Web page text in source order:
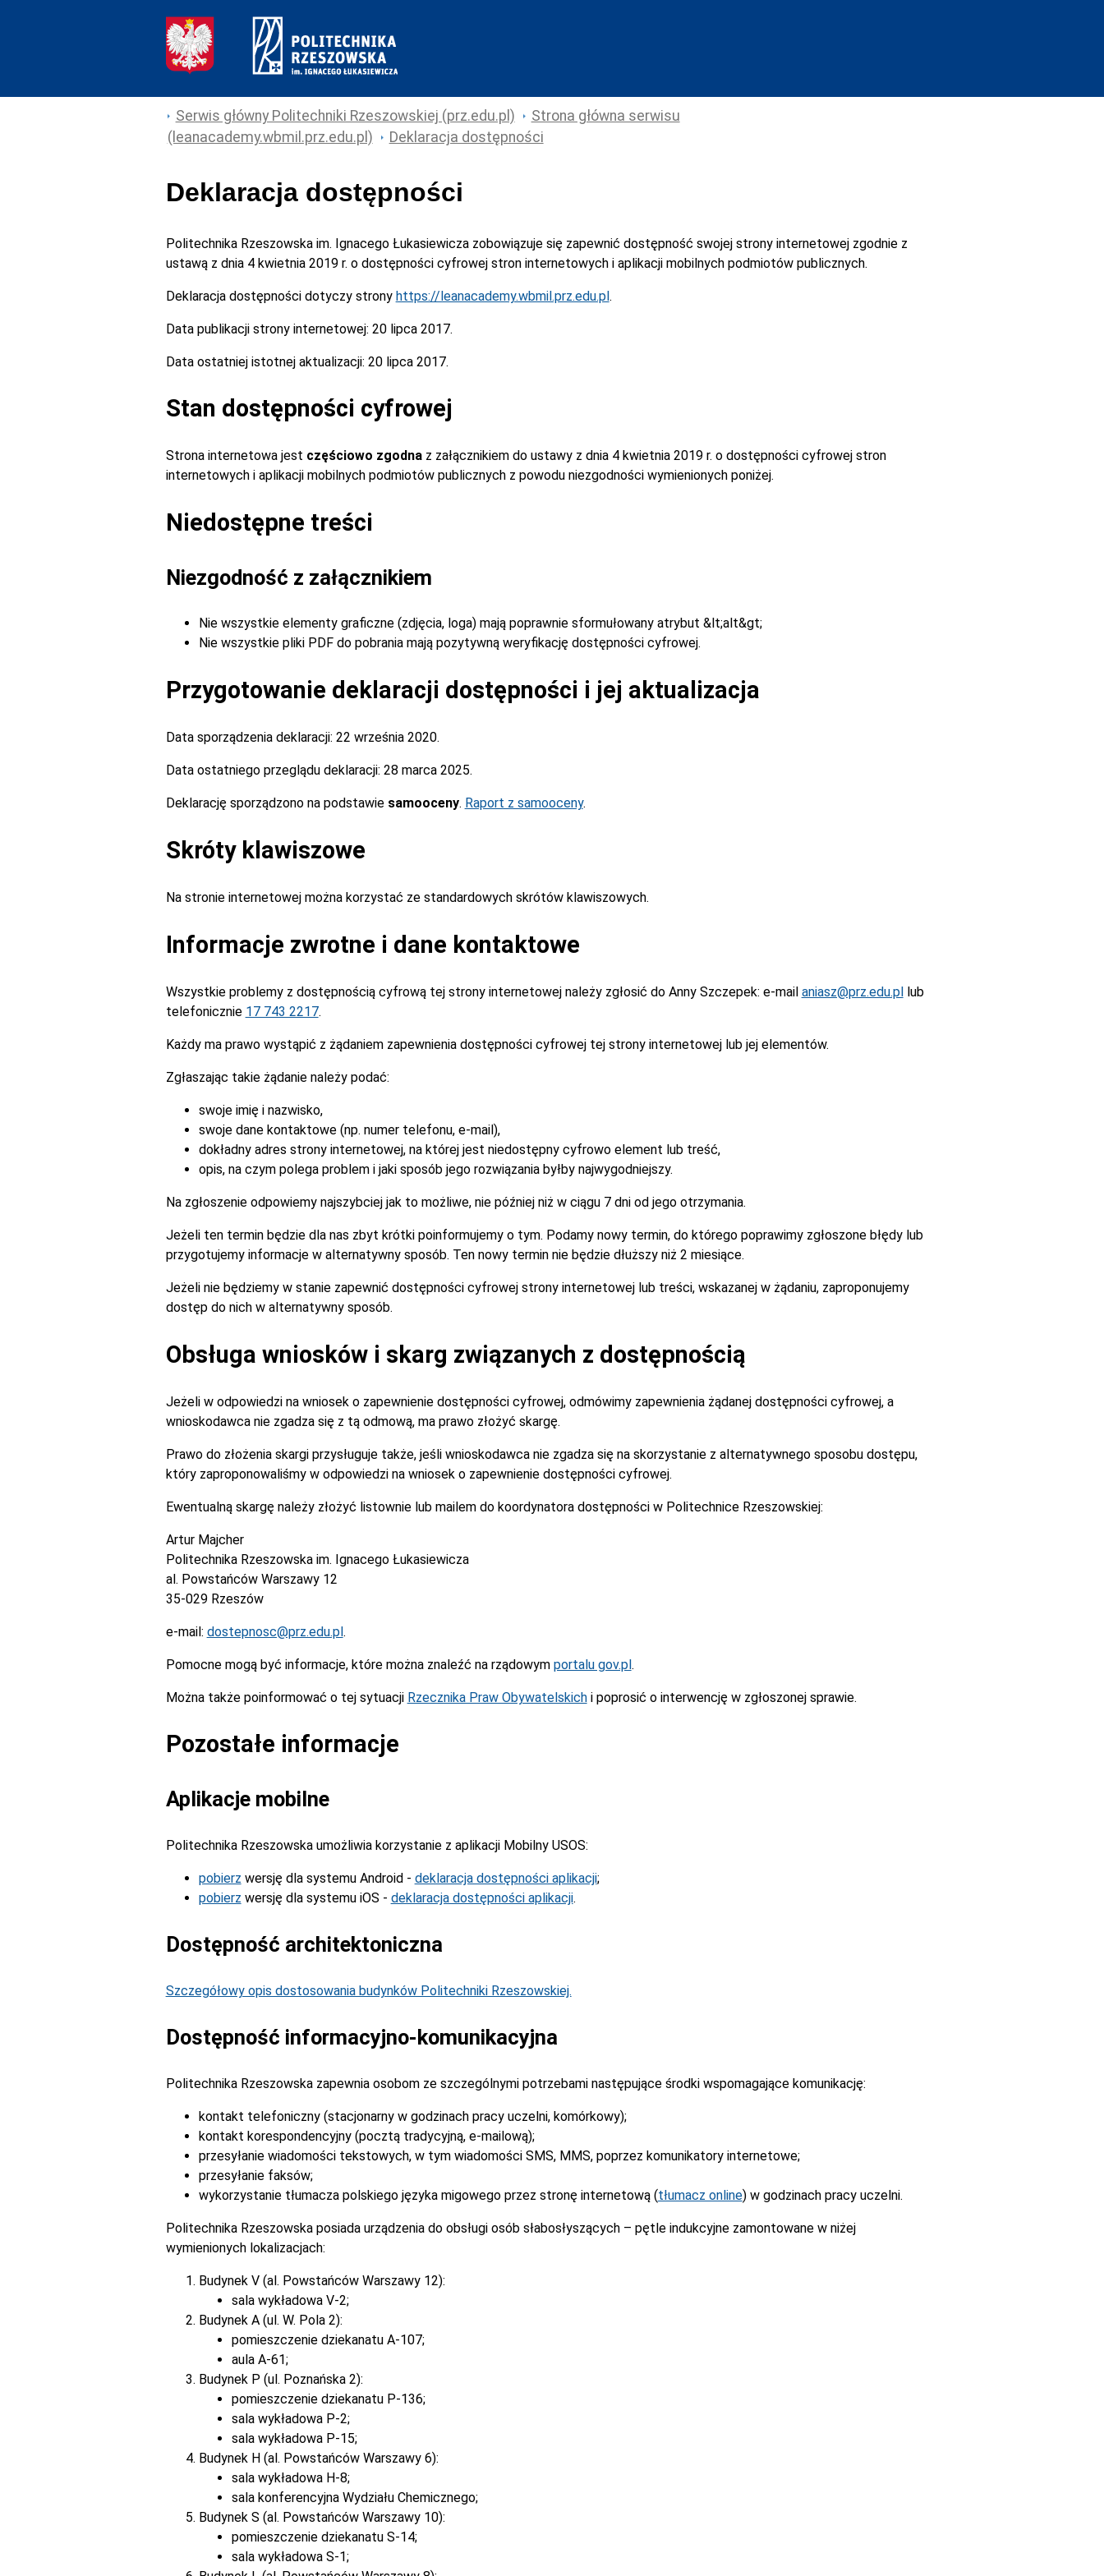
Serwis główny Politechniki Rzeszowskiej (prz.edu.pl)
Strona główna serwisu
(leanacademy.wbmil.prz.edu.pl)
Deklaracja dostępności
Deklaracja dostępności
Politechnika Rzeszowska im. Ignacego Łukasiewiczazobowiązuje się zapewnić dostępność swojej strony internetowej zgodnie z
ustawą z dnia 4 kwietnia 2019 r. o dostępności cyfrowej stron internetowych i aplikacji mobilnych podmiotów publicznych.
Deklaracja dostępności dotyczy strony https://leanacademy.wbmil.prz.edu.pl.
Data publikacji strony internetowej: 20 lipca 2017.
Data ostatniej istotnej aktualizacji: 20 lipca 2017.
Stan dostępności cyfrowej
Strona internetowa jest częściowo zgodna z załącznikiem do ustawy z dnia 4 kwietnia 2019 r. o dostępności cyfrowej stron
internetowych i aplikacji mobilnych podmiotów publicznych z powodu niezgodności wymienionych poniżej.
Niedostępne treści
Niezgodność z załącznikiem
Nie wszystkie elementy graficzne (zdjęcia, loga) mają poprawnie sformułowany atrybut &lt;alt&gt;
Nie wszystkie pliki PDF do pobrania mają pozytywną weryfikację dostępności cyfrowej.
Przygotowanie deklaracji dostępności i jej aktualizacja
Data sporządzenia deklaracji: 22 września 2020.
Data ostatniego przeglądu deklaracji: 28 marca 2025.
Deklarację sporządzono na podstawie samooceny. Raport z samooceny.
Skróty klawiszowe
Na stronie internetowej można korzystać ze standardowych skrótów klawiszowych.
Informacje zwrotne i dane kontaktowe
Wszystkie problemy z dostępnością cyfrową tej strony internetowej należy zgłosić do Anny Szczepek: e-mail aniasz@prz.edu.pllub
telefonicznie 17 743 2217.
Każdy ma prawo wystąpić z żądaniem zapewnienia dostępności cyfrowej tej strony internetowej lub jej elementów.
Zgłaszając takie żądanie należy podać:
swoje imię i nazwisko,
swoje dane kontaktowe (np. numer telefonu, e-mail),
dokładny adres strony internetowej, na której jest niedostępny cyfrowo element lub treść,
opis, na czym polega problem i jaki sposób jego rozwiązania byłby najwygodniejszy.
Na zgłoszenie odpowiemy najszybciej jak to możliwe, nie później niż w ciągu 7 dni od jego otrzymania.
Jeżeli ten termin będzie dla nas zbyt krótki poinformujemy o tym. Podamy nowy termin, do którego poprawimy zgłoszone błędy lub
przygotujemy informacje w alternatywny sposób. Ten nowy termin nie będzie dłuższy niż 2 miesiące.
Jeżeli nie będziemy w stanie zapewnić dostępności cyfrowej strony internetowej lub treści, wskazanej w żądaniu, zaproponujemy
dostęp do nich w alternatywny sposób.
Obsługa wniosków i skarg związanych z dostępnością
Jeżeli w odpowiedzi na wniosek o zapewnienie dostępności cyfrowej, odmówimy zapewnienia żądanej dostępności cyfrowej, a
wnioskodawca nie zgadza się z tą odmową, ma prawo złożyć skargę.
Prawo do złożenia skargi przysługuje także, jeśli wnioskodawca nie zgadza się na skorzystanie z alternatywnego sposobu dostępu,
który zaproponowaliśmy w odpowiedzi na wniosek o zapewnienie dostępności cyfrowej.
Ewentualną skargę należy złożyć listownie lub mailem do koordynatora dostępności w Politechnice Rzeszowskiej:
Artur Majcher
Politechnika Rzeszowska im. Ignacego Łukasiewicza
al. Powstańców Warszawy 12
35-029 Rzeszów
e-mail: dostepnosc@prz.edu.pl.
Pomocne mogą być informacje, które można znaleźć na rządowym portalu gov.pl.
Można także poinformować o tej sytuacji Rzecznika Praw Obywatelskichi poprosić o interwencję w zgłoszonej sprawie.
Pozostałe informacje
Aplikacje mobilne
Politechnika Rzeszowska umożliwia korzystanie z aplikacji Mobilny USOS:
pobierz wersję dla systemu Android - deklaracja dostępności aplikacji;
pobierz wersję dla systemu iOS - deklaracja dostępności aplikacji.
Dostępność architektoniczna
Szczegółowy opis dostosowania budynków Politechniki Rzeszowskiej.
Dostępność informacyjno-komunikacyjna
Politechnika Rzeszowska zapewnia osobom ze szczególnymi potrzebami następujące środki wspomagające komunikację:
kontakt telefoniczny (stacjonarny w godzinach pracy uczelni, komórkowy);
kontakt korespondencyjny (pocztą tradycyjną, e-mailową);
przesyłanie wiadomości tekstowych, w tym wiadomości SMS, MMS, poprzez komunikatory internetowe;
przesyłanie faksów;
wykorzystanie tłumacza polskiego języka migowego przez stronę internetową (tłumacz online) w godzinach pracy uczelni.
Politechnika Rzeszowska posiada urządzenia do obsługi osób słabosłyszących – pętle indukcyjne zamontowane w niżej
wymienionych lokalizacjach:
Budynek V (al. Powstańców Warszawy 12):
sala wykładowa V-2;
Budynek A (ul. W. Pola 2):
pomieszczenie dziekanatu A-107;
aula A-61;
Budynek P (ul. Poznańska 2):
pomieszczenie dziekanatu P-136;
sala wykładowa P-2;
sala wykładowa P-15;
Budynek H (al. Powstańców Warszawy 6):
sala wykładowa H-8;
sala konferencyjna Wydziału Chemicznego;
Budynek S (al. Powstańców Warszawy 10):
pomieszczenie dziekanatu S-14;
sala wykładowa S-1;